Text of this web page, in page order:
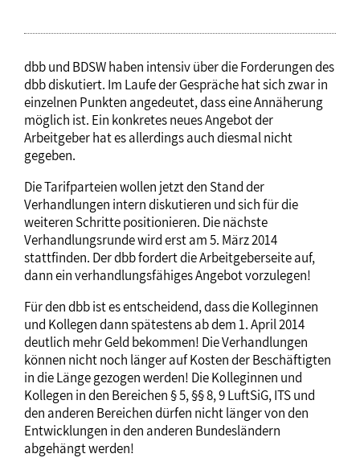
dbb und BDSW haben intensiv über die Forderungen des
dbb diskutiert. Im Laufe der Gespräche hat sich zwar in
einzelnen Punkten angedeutet, dass eine Annäherung
möglich ist. Ein konkretes neues Angebot der
Arbeitgeber hat es allerdings auch diesmal nicht
gegeben.
Die Tarifparteien wollen jetzt den Stand der
Verhandlungen intern diskutieren und sich für die
weiteren Schritte positionieren. Die nächste
Verhandlungsrunde wird erst am 5. März 2014
stattfinden. Der dbb fordert die Arbeitgeberseite auf,
dann ein verhandlungsfähiges Angebot vorzulegen!
Für den dbb ist es entscheidend, dass die Kolleginnen
und Kollegen dann spätestens ab dem 1. April 2014
deutlich mehr Geld bekommen! Die Verhandlungen
können nicht noch länger auf Kosten der Beschäftigten
in die Länge gezogen werden! Die Kolleginnen und
Kollegen in den Bereichen § 5, §§ 8, 9 LuftSiG, ITS und
den anderen Bereichen dürfen nicht länger von den
Entwicklungen in den anderen Bundesländern
abgehängt werden!